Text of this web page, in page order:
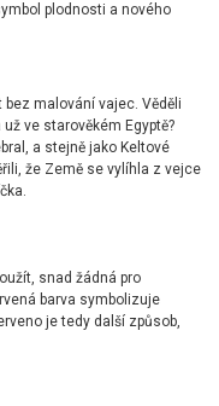
plodnosti a nového
malování vajec. Věděli
ve starověkém Egyptě?
a stejně jako Keltové
že Země se vylíhla z vejce
snad žádná pro
barva symbolizuje
je tedy další způsob,